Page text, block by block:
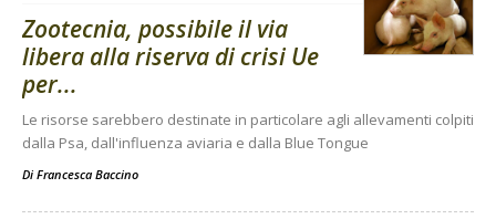
Zootecnia, possibile il via
libera alla riserva di crisi Ue
per...
Le risorse sarebbero destinate in particolare agli allevamenti colpiti
dalla Psa, dall'influenza aviaria e dalla Blue Tongue
Di Francesca Baccino